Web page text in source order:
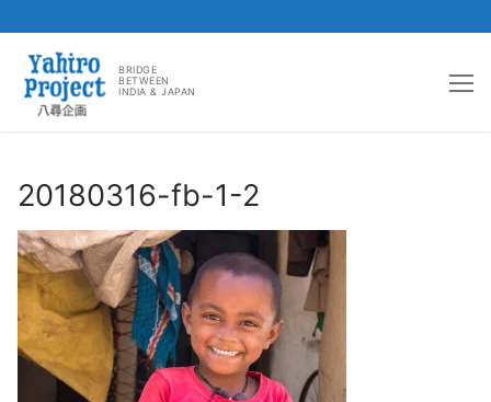
BRIDGE
BETWEEN
INDIA & JAPAN
20180316-fb-1-2